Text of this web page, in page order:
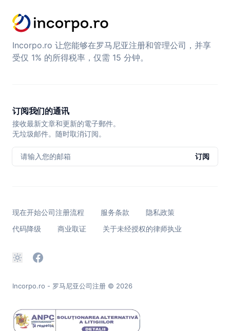
Incorpo.ro 让您能够在罗马尼亚注册和管理公司，并享
受仅 1% 的所得税率，仅需 15 分钟。
订阅我们的通讯
接收最新文章和更新的電子郵件。
无垃圾邮件。随时取消订阅。
请输入您的邮箱 订阅
现在开始公司注册流程 服务条款
隐私政策
代码降级
商业取证 关于未经授权的律师执业
Incorpo.ro - 罗马尼亚公司注册 © 2026